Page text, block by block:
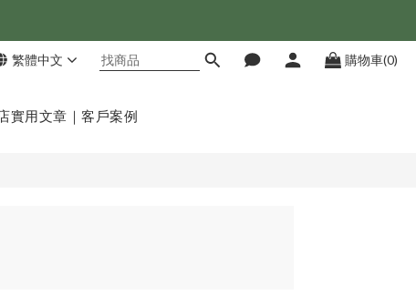
繁體中文 購物車(0)
實用文章｜客戶案例